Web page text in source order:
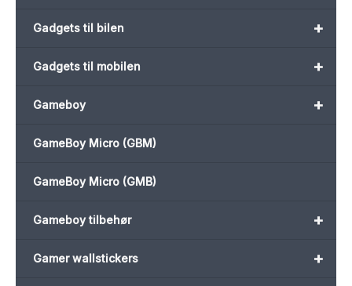
+
Gadgets til bilen
+
Gadgets til mobilen
+
Gameboy
GameBoy Micro (GBM)
GameBoy Micro (GMB)
+
Gameboy tilbehør
+
Gamer wallstickers